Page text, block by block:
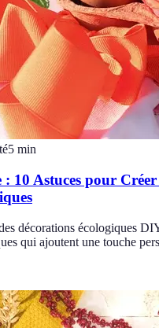
5 min
10 Astuces pour Créer
décorations écologiques
qui ajoutent une touche